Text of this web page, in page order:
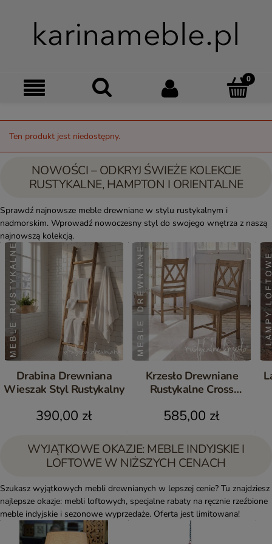
Menu Szukaj Moje
Ten produkt jest niedostępny.
NOWOŚCI – ODKRYJ ŚWIEŻE KOLEKCJE
RUSTYKALNE, HAMPTON I ORIENTALNE
Sprawdź najnowsze meble drewniane w stylu rustykalnym i
nadmorskim. Wprowadź nowoczesny styl do swojego wnętrza z naszą
najnowszą kolekcją.
Drabina Drewniana
Wieszak Styl Rustykalny
390,00 zł
Krzesło Drewniane
Rustykalne Cross
585,00 zł
WYJĄTKOWE OKAZJE: MEBLE INDYJSKIE I
LOFTOWE W NIŻSZYCH CENACH
Szukasz wyjątkowych mebli drewnianych w lepszej cenie? Tu znajdziesz
najlepsze okazje: mebli loftowych, specjalne rabaty na ręcznie rzeźbione
meble indyjskie i sezonowe wyprzedaże. Oferta jest limitowana!